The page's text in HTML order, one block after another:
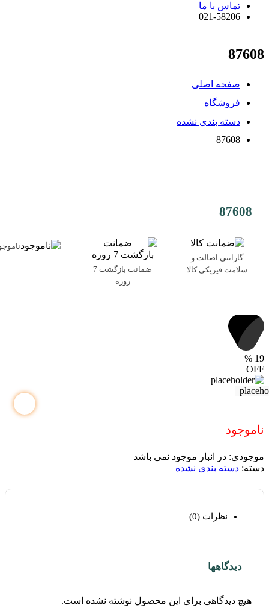
تماس با ما
021-58206
87608
صفحه اصلی
فروشگاه
دسته بندی نشده
87608
87608
گارانتی اصالت و
سلامت فیزیکی کالا
ضمانت بازگشت 7
روزه
19
%
OFF
ناموجود
موجودی: در انبار موجود نمی باشد
دسته: دسته بندی نشده
نظرات (0)
دیدگاهها
هیچ دیدگاهی برای این محصول نوشته نشده است.